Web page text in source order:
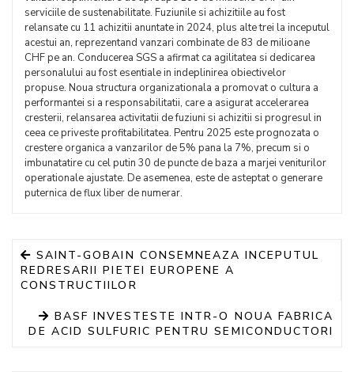
serviciile de sustenabilitate. Fuziunile si achizitiile au fost
relansate cu 11 achizitii anuntate in 2024, plus alte trei la inceputul
acestui an, reprezentand vanzari combinate de 83 de milioane
CHF pe an. Conducerea SGS a afirmat ca agilitatea si dedicarea
personalului au fost esentiale in indeplinirea obiectivelor
propuse. Noua structura organizationala a promovat o cultura a
performantei si a responsabilitatii, care a asigurat accelerarea
cresterii, relansarea activitatii de fuziuni si achizitii si progresul in
ceea ce priveste profitabilitatea. Pentru 2025 este prognozata o
crestere organica a vanzarilor de 5% pana la 7%, precum si o
imbunatatire cu cel putin 30 de puncte de baza a marjei veniturilor
operationale ajustate. De asemenea, este de asteptat o generare
puternica de flux liber de numerar.
SAINT-GOBAIN CONSEMNEAZA INCEPUTUL
REDRESARII PIETEI EUROPENE A
CONSTRUCTIILOR
BASF INVESTESTE INTR-O NOUA FABRICA
DE ACID SULFURIC PENTRU SEMICONDUCTORI